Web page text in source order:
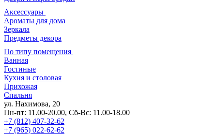
Аксессуары
Ароматы для дома
Зеркала
Предметы декора
По типу помещения
Ванная
Гостиные
Кухня и столовая
Прихожая
Спальня
ул. Нахимова, 20
Пн-пт: 11.00-20.00, Сб-Вс: 11.00-18.00
+7 (812) 407-32-62
+7 (965) 022-62-62